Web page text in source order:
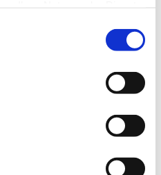
uns ein Lächeln ins
Seite – besonders in
für mich, aber auch
mit Öl gesalbt. So